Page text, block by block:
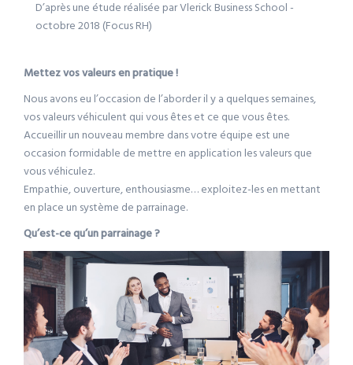
D’après une étude réalisée par Vlerick Business School -
octobre 2018 (Focus RH)
Mettez vos valeurs en pratique !
Nous avons eu l’occasion de l’aborder il y a quelques semaines,
vos valeurs véhiculent qui vous êtes et ce que vous êtes.
Accueillir un nouveau membre dans votre équipe est une
occasion formidable de mettre en application les valeurs que
vous véhiculez.
Empathie, ouverture, enthousiasme… exploitez-les en mettant
en place un système de parrainage.
Qu’est-ce qu’un parrainage ?